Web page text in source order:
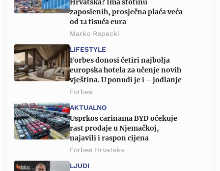
Hrvatska? Ima stotinu
zaposlenih, prosječna plaća veća
od 12 tisuća eura
Marko Repecki
LIFESTYLE
Forbes donosi četiri najbolja
europska hotela za učenje novih
vještina. U ponudi je i – jodlanje
Forbes
AKTUALNO
Usprkos carinama BYD očekuje
rast prodaje u Njemačkoj,
najavili i raspon cijena
Forbes Hrvatska
LJUDI